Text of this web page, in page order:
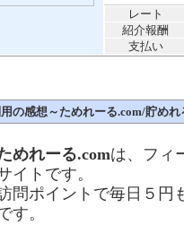
レート
紹介報酬
支払い
の感想～ためれーる.com/貯めれ
めれーる.comは、フィ
イトです。
問ポイントで毎日５円
す。